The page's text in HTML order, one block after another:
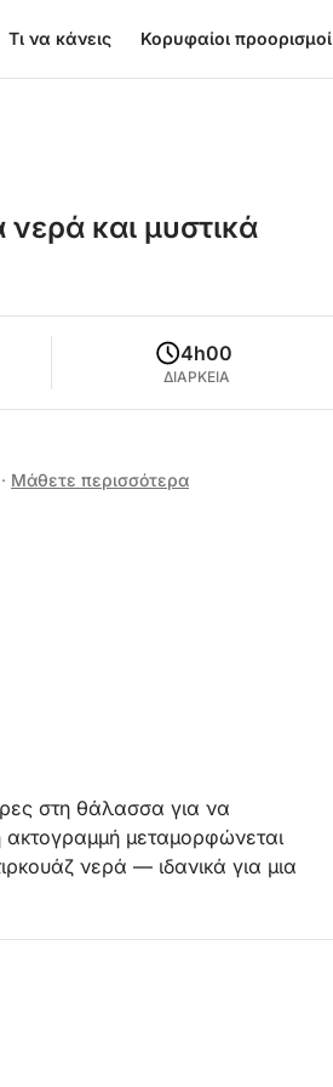
Τι να κάνεις Κορυφαίοι προορισμοί
και μυστικά
4h00
ΔΙΑΡΚΕΙΑ
· Μάθετε περισσότερα
στη θάλασσα για να
μεταμορφώνεται
νερά — ιδανικά για μια
σταθερή διαδρομή — το
μαζί με τον Χοακίμ πριν από